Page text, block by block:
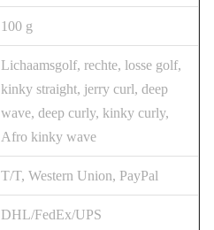
100 g
Lichaamsgolf, rechte, losse golf,
kinky straight, jerry curl, deep
wave, deep curly, kinky curly,
Afro kinky wave
T/T, Western Union, PayPal
DHL/FedEx/UPS